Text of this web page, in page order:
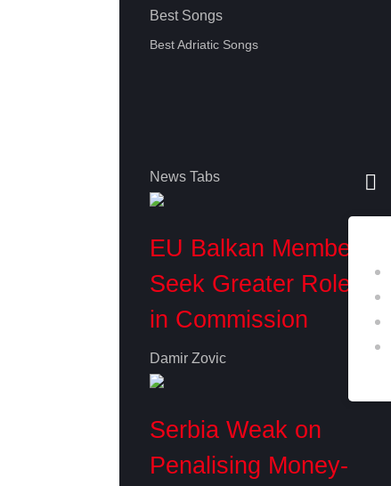
Best Songs
Best Adriatic Songs
News Tabs
EU Balkan Members
Seek Greater Role
in Commission
Damir Zovic
Serbia Weak on
Penalising Money-